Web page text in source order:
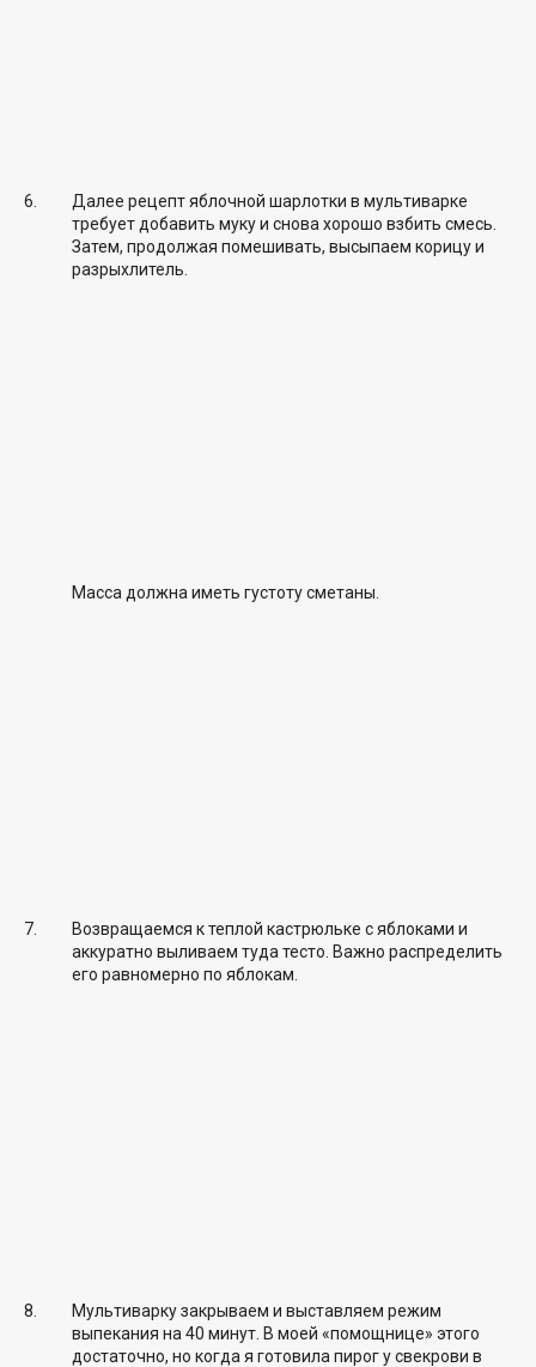
Далее рецепт яблочной шарлотки в мультиварке
требует добавить муку и снова хорошо взбить смесь.
Затем, продолжая помешивать, высыпаем корицу и
разрыхлитель.
Масса должна иметь густоту сметаны.
Возвращаемся к теплой кастрюльке с яблоками и
аккуратно выливаем туда тесто. Важно распределить
его равномерно по яблокам.
Мультиварку закрываем и выставляем режим
выпекания на 40 минут. В моей «помощнице» этого
достаточно, но когда я готовила пирог у свекрови в